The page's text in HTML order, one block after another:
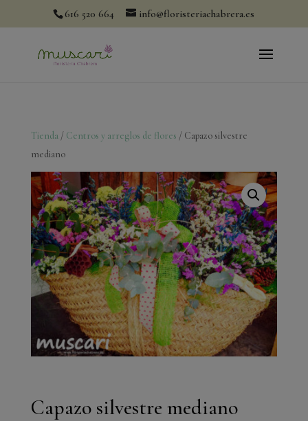
616 520 664 info@floristeriachabrera.es
Tienda/ Centros y arreglos de flores / Capazo silvestre
mediano
Capazo silvestre mediano
modal-check